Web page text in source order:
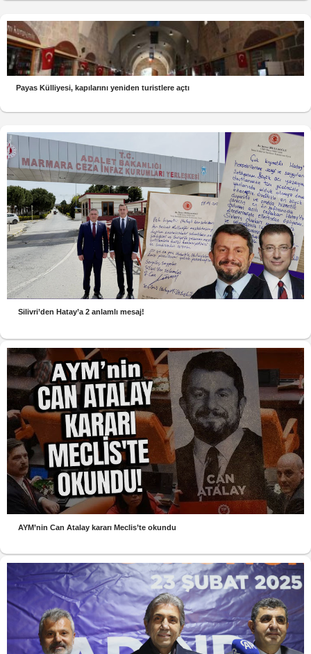
Payas Külliyesi, kapılarını yeniden turistlere açtı
Silivri’den Hatay’a 2 anlamlı mesaj!
AYM’nin Can Atalay kararı Meclis’te okundu